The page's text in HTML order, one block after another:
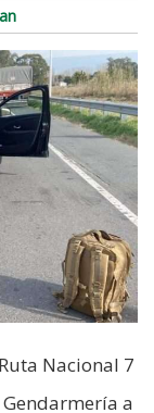
Nacional 7
a